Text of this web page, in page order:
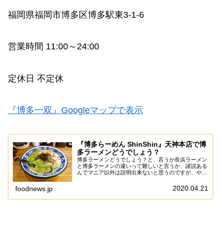
福岡県福岡市博多区博多駅東3-1-6
営業時間 11:00～24:00
定休日 不定休
『博多一双』Googleマップで表示
『博多らーめん ShinShin』天神本店で博
多ラーメンどうでしょう？
博多ラーメンどうでしょう？と、言うか長浜ラーメン
と博多ラーメンの違いって難しいと言うか、諸説ある
んでマニア以外は説明出来ないと思うのですが、やは
たのが博多ラーメン……って事で大体合ってます？
foodnews.jp 2020.04.21